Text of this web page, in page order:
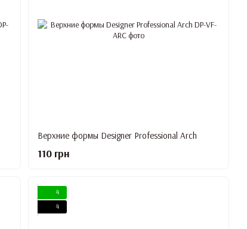
Верхние формы Designer Professional Arch
110 грн
4
4